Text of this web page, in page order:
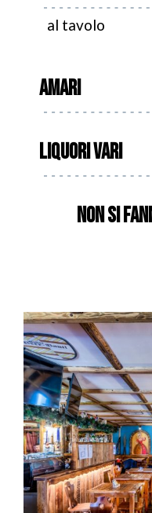
al tavolo
AMARI
LIQUORI VARI
NON SI